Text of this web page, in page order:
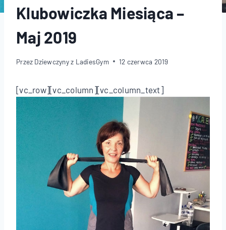
Klubowiczka Miesiąca –
Maj 2019
Przez Dziewczyny z LadiesGym 12 czerwca 2019
[vc_row][vc_column][vc_column_text]